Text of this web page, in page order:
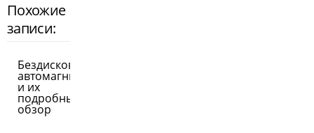
Похожие
записи:
Бездисковые
автомагнитолы
и их
подробный
обзор